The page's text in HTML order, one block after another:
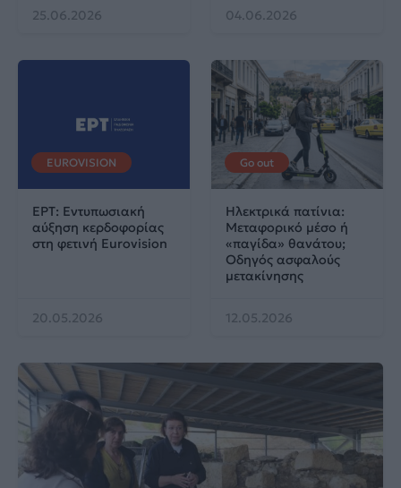
25.06.2026 04.06.2026
EUROVISION
ΕΡΤ: Εντυπωσιακή
αύξηση κερδοφορίας
στη φετινή Eurovision
20.05.2026
Go out
Ηλεκτρικά πατίνια:
Μεταφορικό μέσο ή
«παγίδα» θανάτου;
Οδηγός ασφαλούς
μετακίνησης
12.05.2026